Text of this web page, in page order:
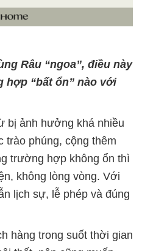
Râu “ngoa”, điều này
“bất ổn” nào với
bị ảnh hưởng khá nhiều
trào phúng, cộng thêm
trường hợp không ổn thì
không lòng vòng. Với
lịch sự, lễ phép và đúng
hàng trong suốt thời gian